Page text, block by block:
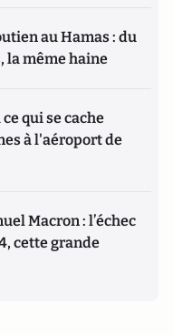
au Hamas : du
la même haine
qui se cache
à l'aéroport de
Macron : l’échec
cette grande